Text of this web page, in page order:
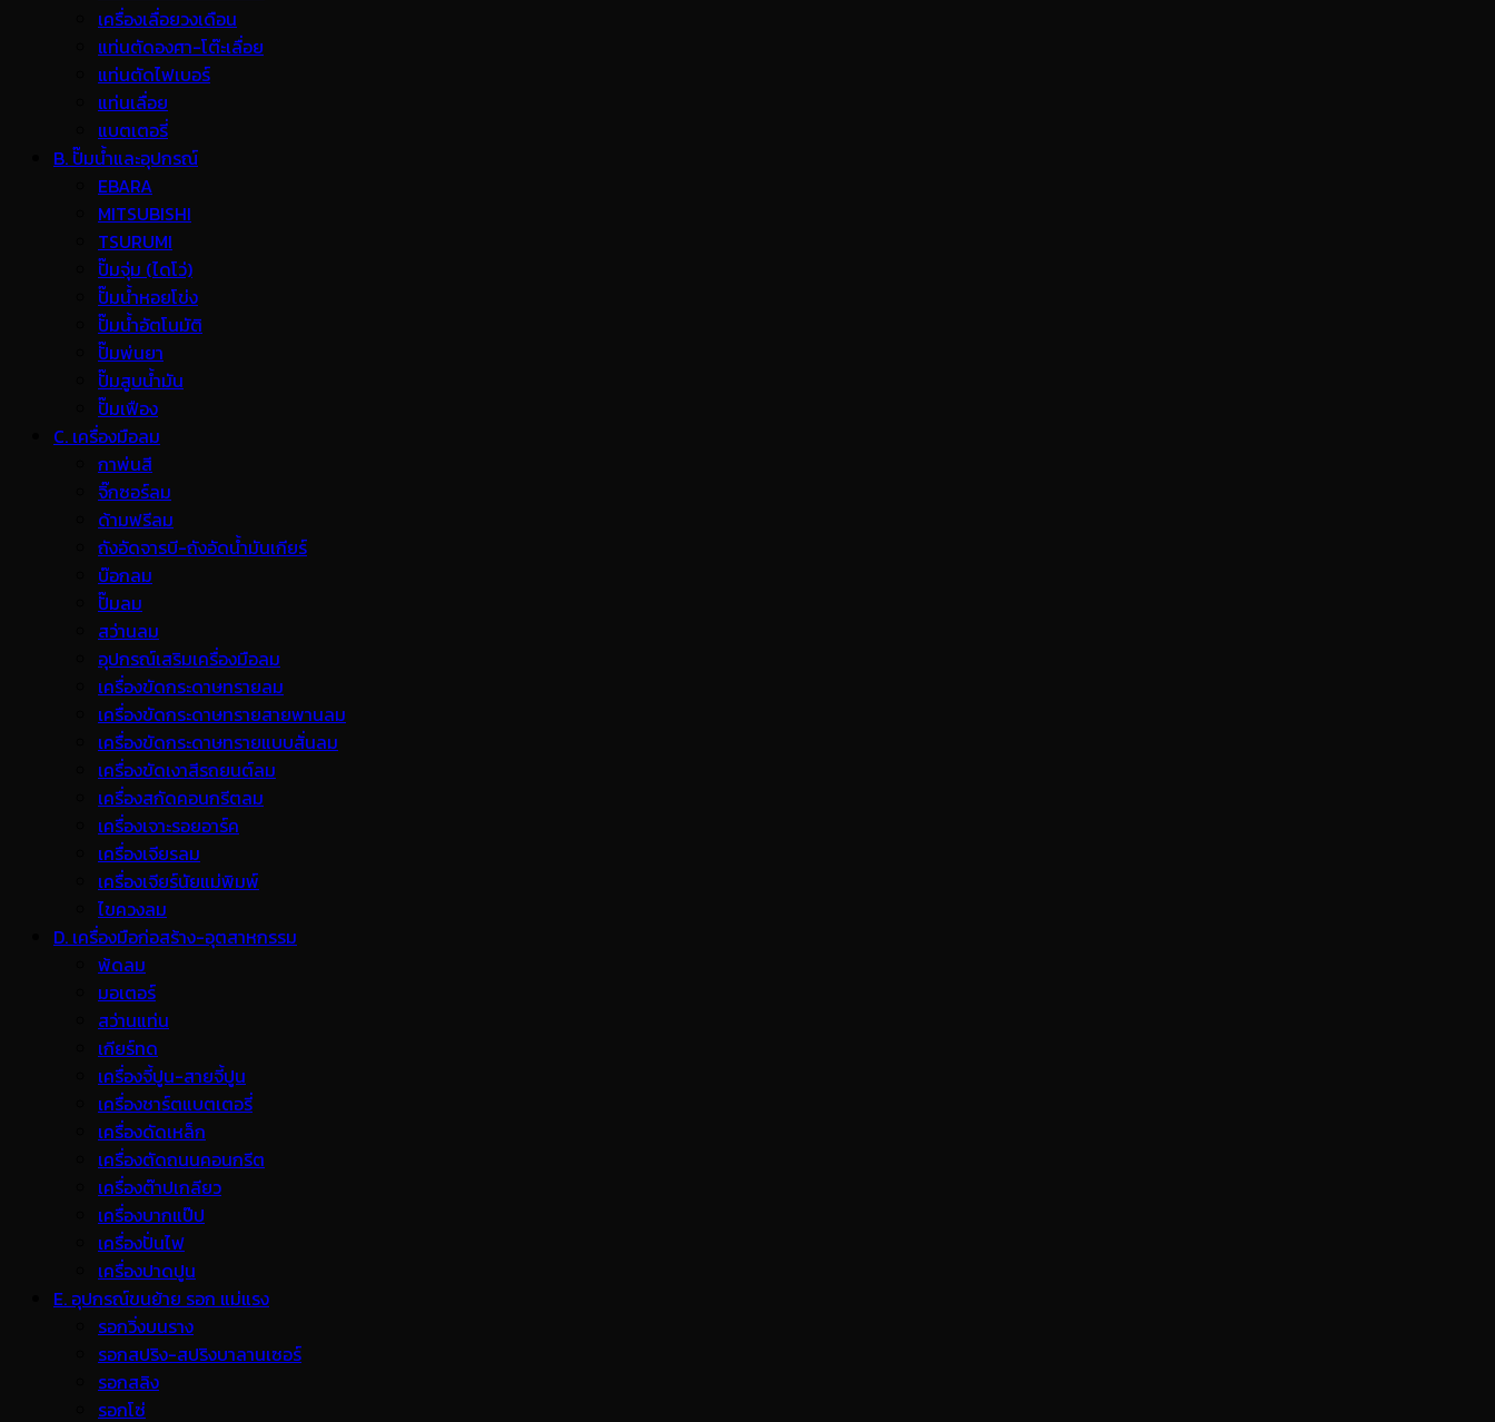
เครื่องเลื่อยวงเดือน
แท่นตัดองศา-โต๊ะเลื่อย
แท่นตัดไฟเบอร์
แท่นเลื่อย
แบตเตอรี่
B. ปั๊มน้ำและอุปกรณ์
EBARA
MITSUBISHI
TSURUMI
ปั๊มจุ่ม (ไดโว่)
ปั๊มน้ำหอยโข่ง
ปั๊มน้ำอัตโนมัติ
ปั๊มพ่นยา
ปั๊มสูบน้ำมัน
ปั๊มเฟือง
C. เครื่องมือลม
กาพ่นสี
จิ๊กซอร์ลม
ด้ามฟรีลม
ถังอัดจารบี-ถังอัดน้ำมันเกียร์
บ๊อกลม
ปั๊มลม
สว่านลม
อุปกรณ์เสริมเครื่องมือลม
เครื่องขัดกระดาษทรายลม
เครื่องขัดกระดาษทรายสายพานลม
เครื่องขัดกระดาษทรายแบบสั่นลม
เครื่องขัดเงาสีรถยนต์ลม
เครื่องสกัดคอนกรีตลม
เครื่องเจาะรอยอาร์ค
เครื่องเจียรลม
เครื่องเจียร์นัยแม่พิมพ์
ไขควงลม
D. เครื่องมือก่อสร้าง-อุตสาหกรรม
พ้ดลม
มอเตอร์
สว่านแท่น
เกียร์ทด
เครื่องจี้ปูน-สายจี้ปูน
เครื่องชาร์ตแบตเตอรี่
เครื่องดัดเหล็ก
เครื่องตัดถนนคอนกรีต
เครื่องต๊าปเกลียว
เครื่องบากแป๊ป
เครื่องปั่นไฟ
เครื่องปาดปูน
E. อุปกรณ์ขนย้าย รอก แม่แรง
รอกวิ่งบนราง
รอกสปริง-สปริงบาลานเซอร์
รอกสลิง
รอกโซ่